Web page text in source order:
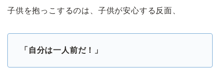
子供を抱っこするのは、子供が安心する反面、
「自分は一人前だ！」